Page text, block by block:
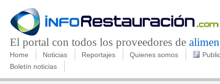
El portal con todos los proveedores de
Home Noticias Reportajes Quienes somos
Boletín noticias